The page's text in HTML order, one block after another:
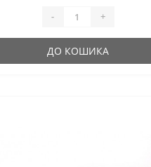
- +
ДО КОШИКА